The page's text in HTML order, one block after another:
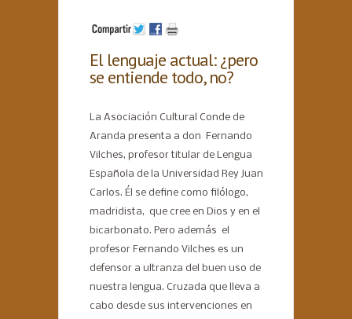
El lenguaje actual: ¿pero
se entiende todo, no?
La Asociación Cultural Conde de
Aranda presenta a don Fernando
Vilches, profesor titular de Lengua
Española de la Universidad Rey Juan
Carlos. Él se define como filólogo,
madridista, que cree en Dios y en el
bicarbonato. Pero además el
profesor Fernando Vilches es un
defensor a ultranza del buen uso de
nuestra lengua. Cruzada que lleva a
cabo desde sus intervenciones en